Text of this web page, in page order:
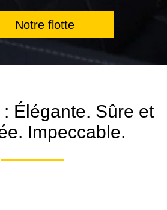
Notre flotte
Élégante. Sûre et
Impeccable.